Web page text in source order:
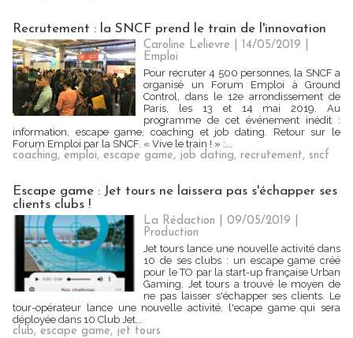
Recrutement : la SNCF prend le train de l'innovation
Caroline Lelievre | 14/05/2019
Emploi
Pour recruter 4 500 personnes, la SNCF a
organisé un Forum Emploi à Ground
Control, dans le 12e arrondissement de
Paris, les 13 et 14 mai 2019. Au
programme de cet événement inédit :
information, escape game, coaching et job dating. Retour sur le
Forum Emploi par la SNCF. « Vive le train ! » :...
coaching, emploi, escape game, job dating, recrutement, sncf
Escape game : Jet tours ne laissera pas s'échapper ses
clients clubs !
La Rédaction | 09/05/2019
Production
Jet tours lance une nouvelle activité dans
10 de ses clubs : un escape game créé
pour le TO par la start-up française Urban
Gaming. Jet tours a trouvé le moyen de
ne pas laisser s'échapper ses clients. Le
tour-opérateur lance une nouvelle activité, l'ecape game qui sera
déployée dans 10 Club Jet...
club, escape game, jet tours